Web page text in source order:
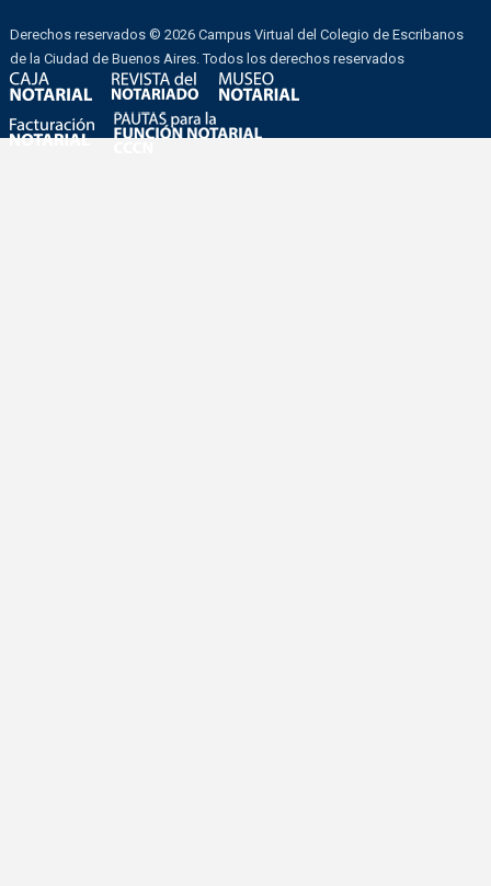
Derechos reservados © 2026 Campus Virtual del Colegio de Escribanos
de la Ciudad de Buenos Aires. Todos los derechos reservados